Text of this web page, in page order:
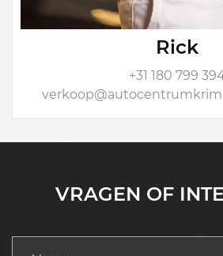
Rick
+31 180 799
VRAGEN OF